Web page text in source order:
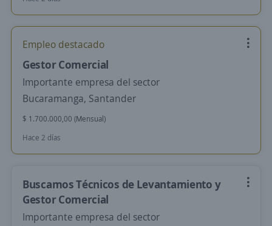
Empleo destacado
Gestor Comercial
Importante empresa del sector
Bucaramanga, Santander
$ 1.700.000,00 (Mensual)
Hace 2 días
Buscamos Técnicos de Levantamiento y
Gestor Comercial
Importante empresa del sector